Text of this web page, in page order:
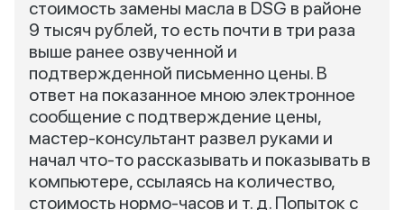
стоимость замены масла в DSG в районе
9 тысяч рублей, то есть почти в три раза
выше ранее озвученной и
подтвержденной письменно цены. В
ответ на показанное мною электронное
сообщение с подтверждение цены,
мастер-консультант развел руками и
начал что-то рассказывать и показывать в
компьютере, ссылаясь на количество,
стоимость нормо-часов и т. д. Попыток с